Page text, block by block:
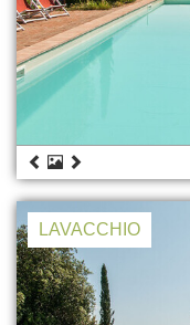
LAVACCHIO